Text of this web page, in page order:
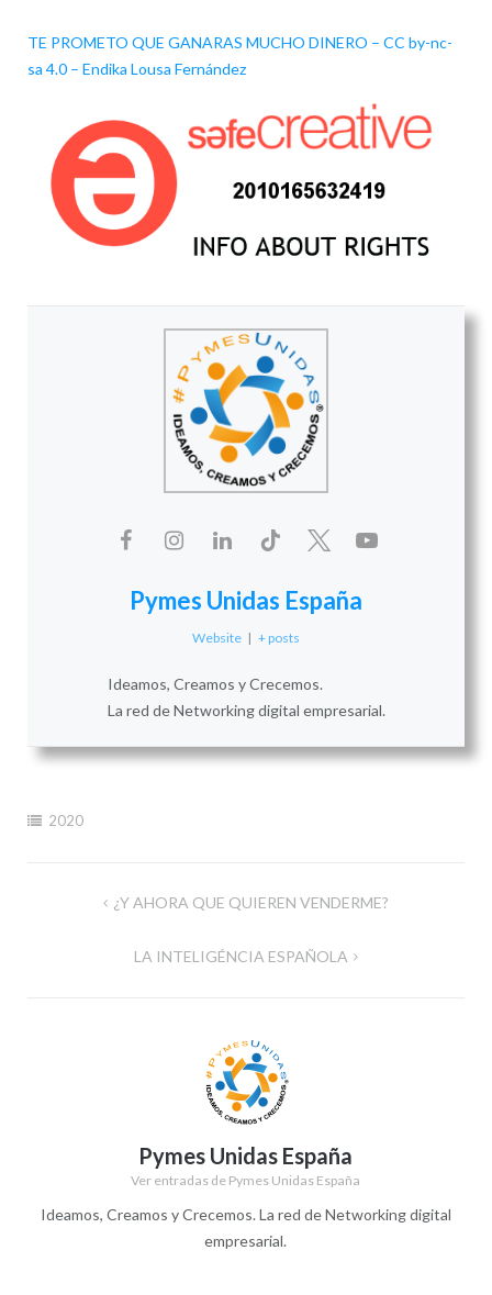
TE PROMETO QUE GANARAS MUCHO DINERO – CC by-nc-
sa 4.0– Endika Lousa Fernández
Pymes Unidas España
Website | + posts
Ideamos, Creamos y Crecemos.
La red de Networking digital empresarial.
2020
Navegación¿Y AHORA QUE QUIEREN VENDERME?
LA INTELIGÉNCIA ESPAÑOLA
Pymes Unidas España
Ver entradas de Pymes Unidas España
Ideamos, Creamos y Crecemos. La red de Networking digital
empresarial.